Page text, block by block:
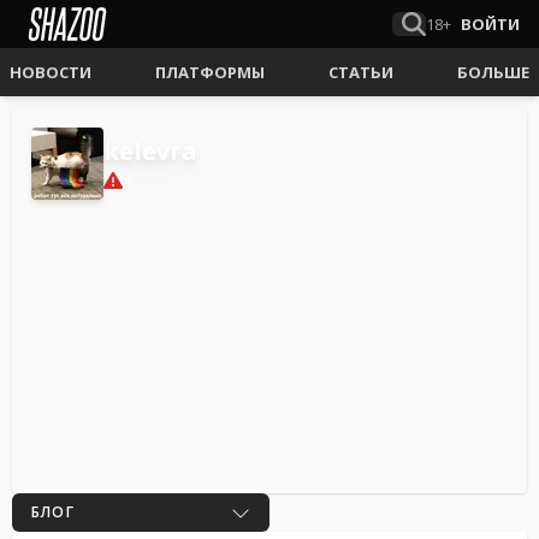
18+ ВОЙТИ
НОВОСТИ ПЛАТФОРМЫ СТАТЬИ БОЛЬШЕ
БЛОГ